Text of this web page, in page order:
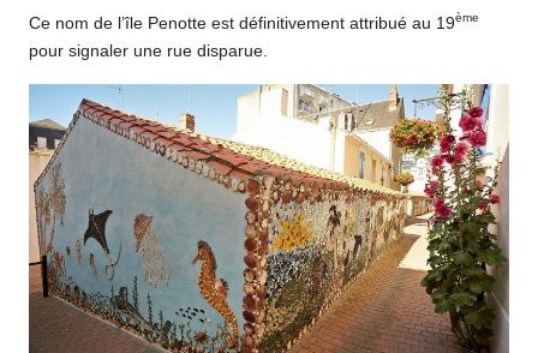
Ce nom de l’île Penotte est définitivement attribué au 19ème
pour signaler une rue disparue.